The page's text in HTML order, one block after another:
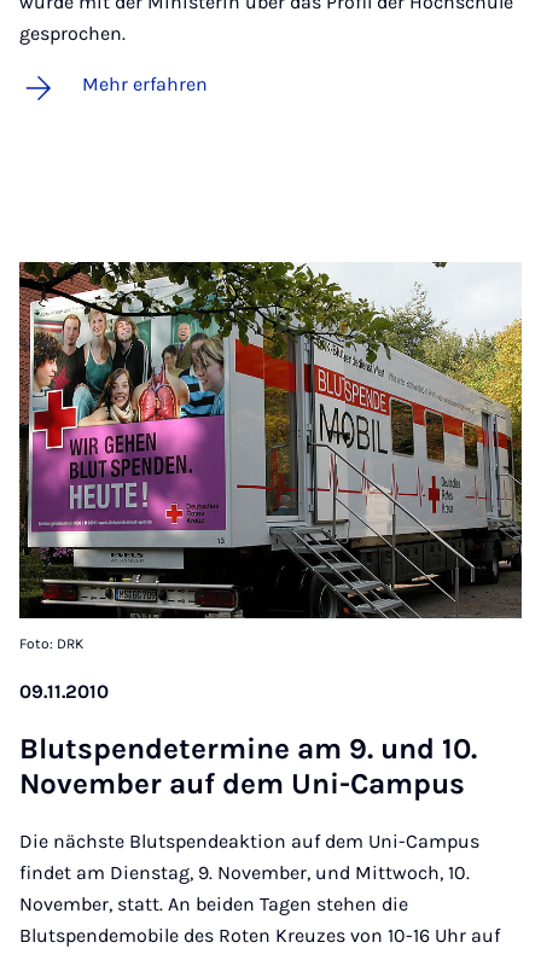
gesprochen.
Mehr erfahren
Foto: DRK
09.11.2010
Blut­spen­de­ter­mi­ne am 9. und 10.
No­vem­ber auf dem Uni-Cam­pus
Die nächste Blutspendeaktion auf dem Uni-Campus
findet am Dienstag, 9. November, und Mittwoch, 10.
November, statt. An beiden Tagen stehen die
Blutspendemobile des Roten Kreuzes von 10-16 Uhr auf